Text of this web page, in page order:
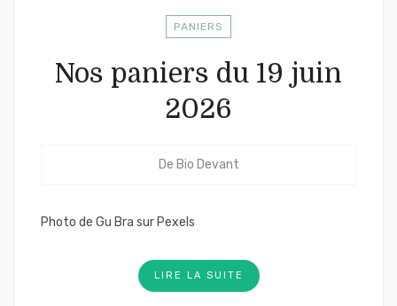
PANIERS
Nos paniers du 19 juin
2026
De Bio Devant
Photo de Gu Bra sur Pexels
LIRE LA SUITE